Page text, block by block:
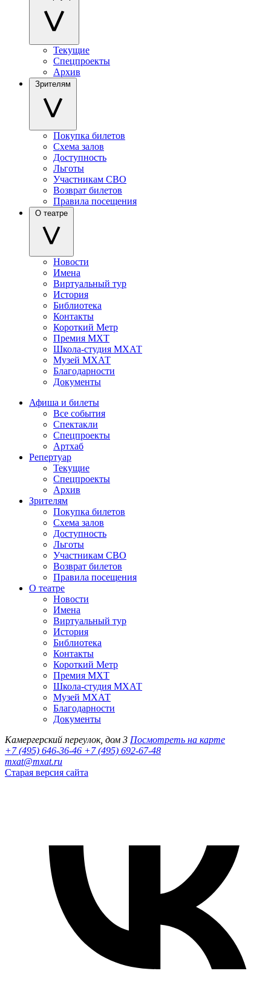
Текущие
Спецпроекты
Архив
Зрителям
Покупка билетов
Схема залов
Доступность
Льготы
Участникам СВО
Возврат билетов
Правила посещения
О театре
Новости
Имена
Виртуальный тур
История
Библиотека
Контакты
Короткий Метр
Премия МХТ
Школа-студия МХАТ
Музей МХАТ
Благодарности
Документы
Афиша и билеты
Все события
Спектакли
Спецпроекты
Артхаб
Репертуар
Текущие
Спецпроекты
Архив
Зрителям
Покупка билетов
Схема залов
Доступность
Льготы
Участникам СВО
Возврат билетов
Правила посещения
О театре
Новости
Имена
Виртуальный тур
История
Библиотека
Контакты
Короткий Метр
Премия МХТ
Школа-студия МХАТ
Музей МХАТ
Благодарности
Документы
Камергерский переулок, дом 3 Посмотреть на карте
+7 (495) 646-36-46 +7 (495) 692-67-48‬
mxat@mxat.ru
Старая версия сайта